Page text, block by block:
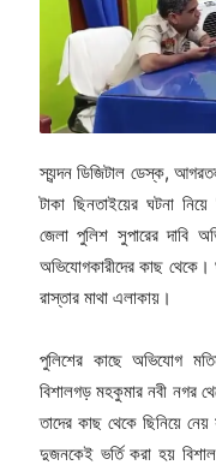
স্যন্দন ডিজিটাল ডেস্ক,
টাকা ছিনতাইয়ের ঘটনা
জেলা পুলিশ সুপারের দাবি
অভিযোগকারীদের কাছ থেকে।
রাস্তার মাথা এলাকায়।
পুলিশের কাছে অভিযোগ
বিশালগড় মহকুমার নবী নগর
তাদের কাছ থেকে ছিনিয়ে
দুজনকেই ভর্তি করা হয়